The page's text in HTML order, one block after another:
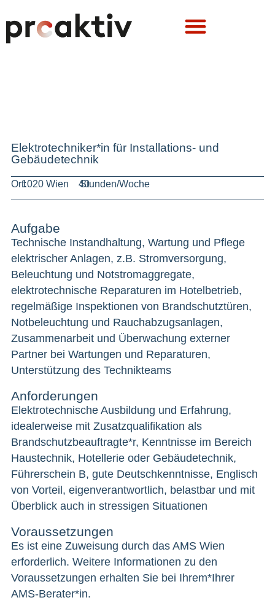
Elektrotechniker*in für Installations- und
Gebäudetechnik
Ort:1020 Wien 40
Stunden/Woche
Aufgabe
Technische Instandhaltung, Wartung und Pflege
elektrischer Anlagen, z.B. Stromversorgung,
Beleuchtung und Notstromaggregate,
elektrotechnische Reparaturen im Hotelbetrieb,
regelmäßige Inspektionen von Brandschutztüren,
Notbeleuchtung und Rauchabzugsanlagen,
Zusammenarbeit und Überwachung externer
Partner bei Wartungen und Reparaturen,
Unterstützung des Technikteams
Anforderungen
Elektrotechnische Ausbildung und Erfahrung,
idealerweise mit Zusatzqualifikation als
Brandschutzbeauftragte*r, Kenntnisse im Bereich
Haustechnik, Hotellerie oder Gebäudetechnik,
Führerschein B, gute Deutschkenntnisse, Englisch
von Vorteil, eigenverantwortlich, belastbar und mit
Überblick auch in stressigen Situationen
Voraussetzungen
Es ist eine Zuweisung durch das AMS Wien
erforderlich. Weitere Informationen zu den
Voraussetzungen erhalten Sie bei Ihrem*Ihrer
AMS-Berater*in.